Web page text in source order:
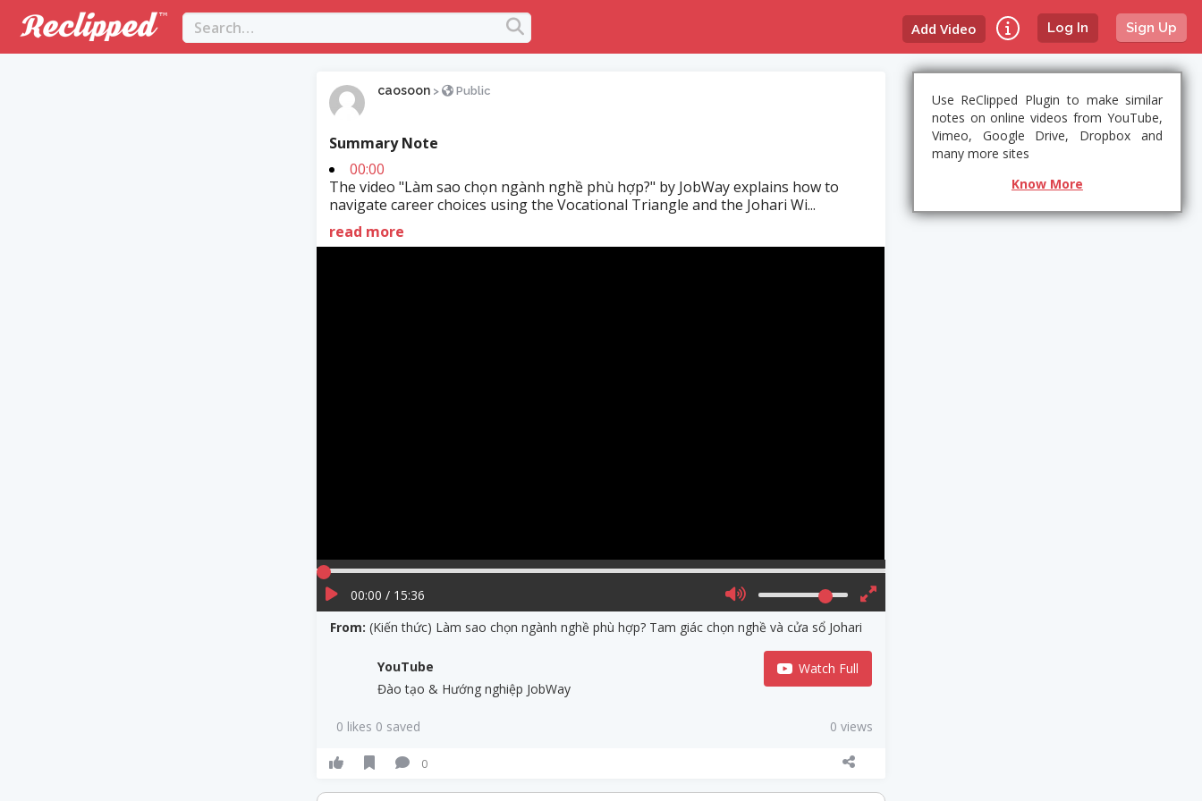
Log In Sign Up
Add Video
caosoon > Public
Summary Note
00:00
The video "Làm sao chọn ngành nghề phù hợp?" by JobWay explains how to
navigate career choices using the Vocational Triangle and the Johari Wi...
read more
00:00 / 15:36
From:(Kiến thức) Làm sao chọn ngành nghề phù hợp? Tam giác chọn nghề và cửa sổ Johari
YouTube
Đào tạo & Hướng nghiệp JobWay
Watch Full
0 likes 0 saved 0 views
0
Use ReClipped Plugin to make similar
notes on online videos from YouTube,
Vimeo, Google Drive, Dropbox and
many more sites
Know More